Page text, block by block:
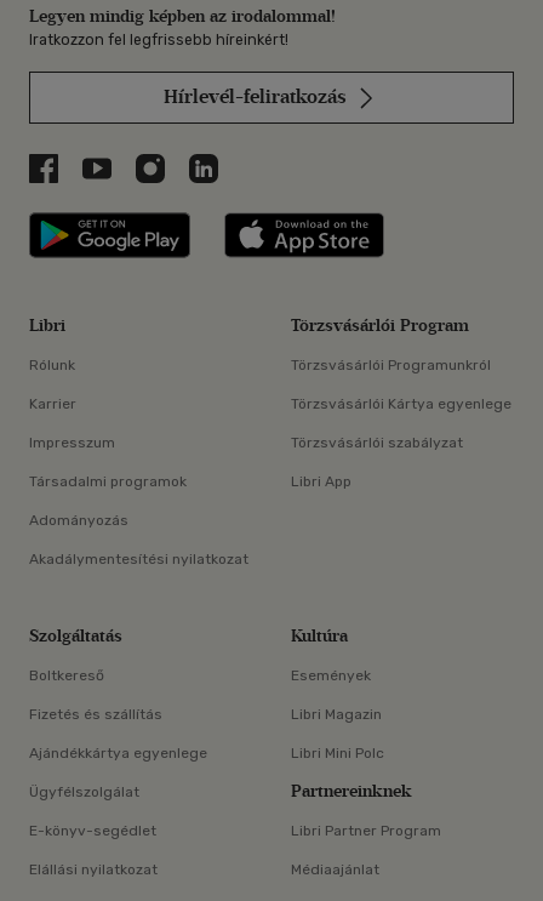
Legyen mindig képben az irodalommal!
Iratkozzon fel legfrissebb híreinkért!
Hírlevél-feliratkozás
Libri a Facebookon
Libri a Youtube-on
Libri az Instagramon
Libri a LinkedInen
Libri applikáció Szerezd meg: Google
Libri
Rólunk
Karrier
Impresszum
Társadalmi programok
Adományozás
Akadálymentesítési nyilatkozat
Törzsvásárlói Program
Törzsvásárlói Programunkról
Törzsvásárlói Kártya egyenlege
Törzsvásárlói szabályzat
Libri App
Szolgáltatás
Boltkereső
Fizetés és szállítás
Ajándékkártya egyenlege
Ügyfélszolgálat
E-könyv-segédlet
Elállási nyilatkozat
Kultúra
Események
Libri Magazin
Libri Mini Polc
Partnereinknek
Libri Partner Program
Médiaajánlat